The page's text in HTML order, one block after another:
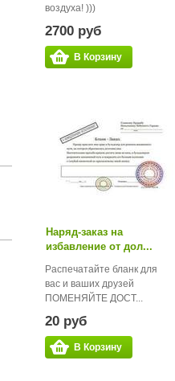
воздуха! )))
2700 руб
В Корзину
Наряд-заказ на
избавление от дол...
Распечатайте бланк для
вас и ваших друзей
ПОМЕНЯЙТЕ ДОСТ...
20 руб
В Корзину